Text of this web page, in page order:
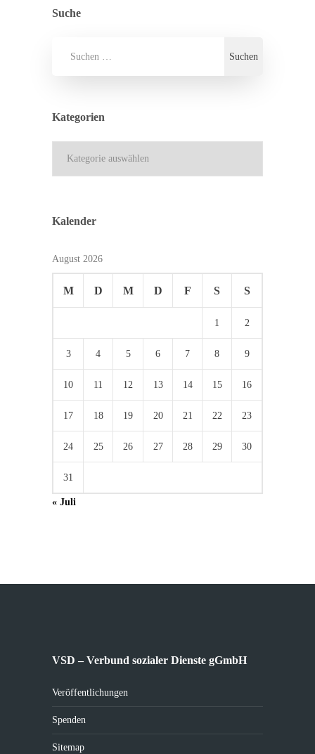
Suche
Kategorien
Kalender
August 2026
M D M D F S S
1 2
3 4 5 6 7 8 9
10 11 12 13 14 15 16
17 18 19 20 21 22 23
24 25 26 27 28 29 30
31
« Juli
VSD – Verbund sozialer Dienste gGmbH
Veröffentlichungen
Spenden
Sitemap